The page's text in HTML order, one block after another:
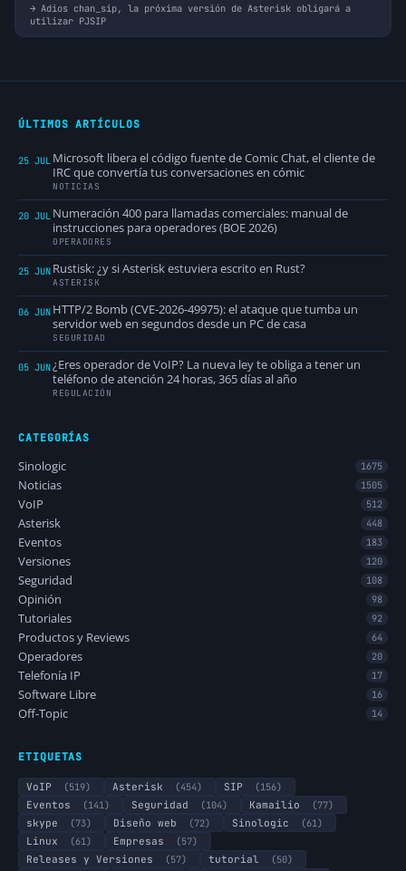
Adios chan_sip, la próxima versión de Asterisk obligará a
utilizar PJSIP
ÚLTIMOS ARTÍCULOS
25 JUL Microsoft libera el código fuente de Comic Chat, el cliente de
IRC que convertía tus conversaciones en cómic
NOTICIAS
20 JUL Numeración 400 para llamadas comerciales: manual de
instrucciones para operadores (BOE 2026)
OPERADORES
25 JUN Rustisk: ¿y si Asterisk estuviera escrito en Rust?
ASTERISK
06 JUN HTTP/2 Bomb (CVE-2026-49975): el ataque que tumba un
servidor web en segundos desde un PC de casa
SEGURIDAD
05 JUN¿Eres operador de VoIP? La nueva ley te obliga a tener un
teléfono de atención 24 horas, 365 días al año
REGULACIÓN
CATEGORÍAS
Sinologic 1675
Noticias 1505
VoIP 512
Asterisk 448
Eventos 183
Versiones 120
Seguridad 108
Opinión 98
Tutoriales 92
Productos y Reviews 64
Operadores 20
Telefonía IP 17
Software Libre 16
Off-Topic 14
ETIQUETAS
VoIP (519) Asterisk (454) SIP
(156)
Eventos
(141) Seguridad (104) Kamailio
(77)
skype
(73) Diseño web (72) Sinologic
(61)
Linux
(61) Empresas
(57)
Releases y Versiones
(57) tutorial (50)